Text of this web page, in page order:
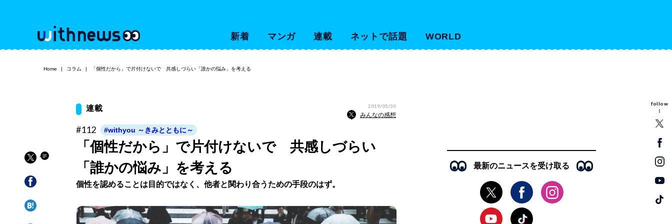
新着 マンガ 連載 ネットで話題 WORLD
follow
Home コラム 「個性だから」で片付けないで 共感しづらい「誰かの悩み」を考える
連載 2019/05/30
みんなの感想
#112 #withyou ～きみとともに～
「個性だから」で片付けないで 共感しづらい
「誰かの悩み」を考える
個性を認めることは目的ではなく、他者と関わり合うための手段のはず。
最新のニュースを受け取る